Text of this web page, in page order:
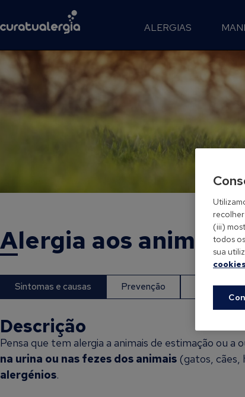
ALERGIAS
Alergia aos animais
Sintomas e causas Prevenção
Descrição
Pensa que tem alergia a animais de estimação ou a
na urina ou nas fezes dos animais (gatos, cães,
alergénios.
(iii)
todos
sua